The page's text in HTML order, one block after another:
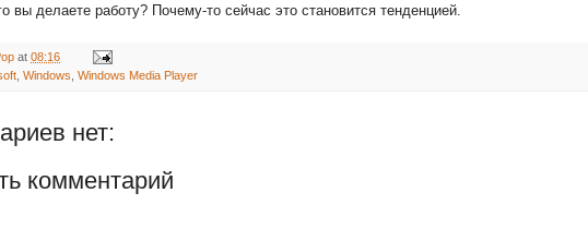
вы делаете работу? Почему-то сейчас это становится тенденцией.
at 08:16
Windows Windows Media Player
нет:
комментарий